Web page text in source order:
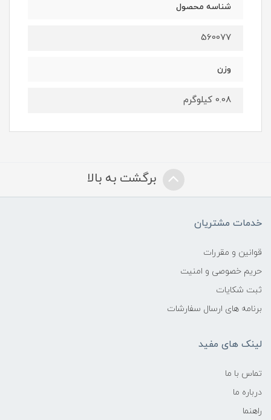
شناسه محصول
560077
وزن
0.08 کیلوگرم
برگشت به بالا
خدمات مشتریان
قوانین و مقررات
حریم خصوصی و امنیت
ثبت شکایات
برنامه های ارسال سفارشات
لینک های مفید
تماس با ما
درباره ما
راهنما